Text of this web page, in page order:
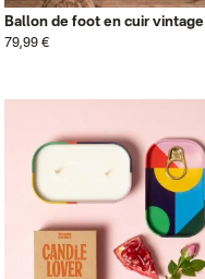
Ballon de foot en cuir vintage
79,99 €